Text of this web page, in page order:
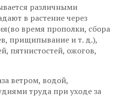
различными
в растение через
время прополки, сбора
прищипывание и т. д.),
пятнистостей, ожогов,
ветром, водой,
труда при уходе за